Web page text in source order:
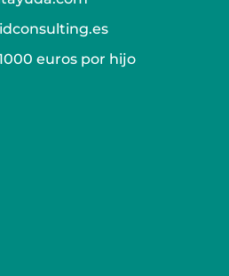
euros por hijo